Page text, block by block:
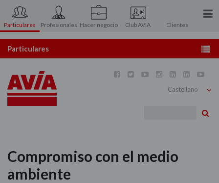
      
Particulares Profesionales Hacer negocio Club AVIA Clientes
Particulares
Estaciones de servicio
Tarjetas AVIA
Combustibles y carburantes
Lubricantes
Compromiso con el medio
ambiente